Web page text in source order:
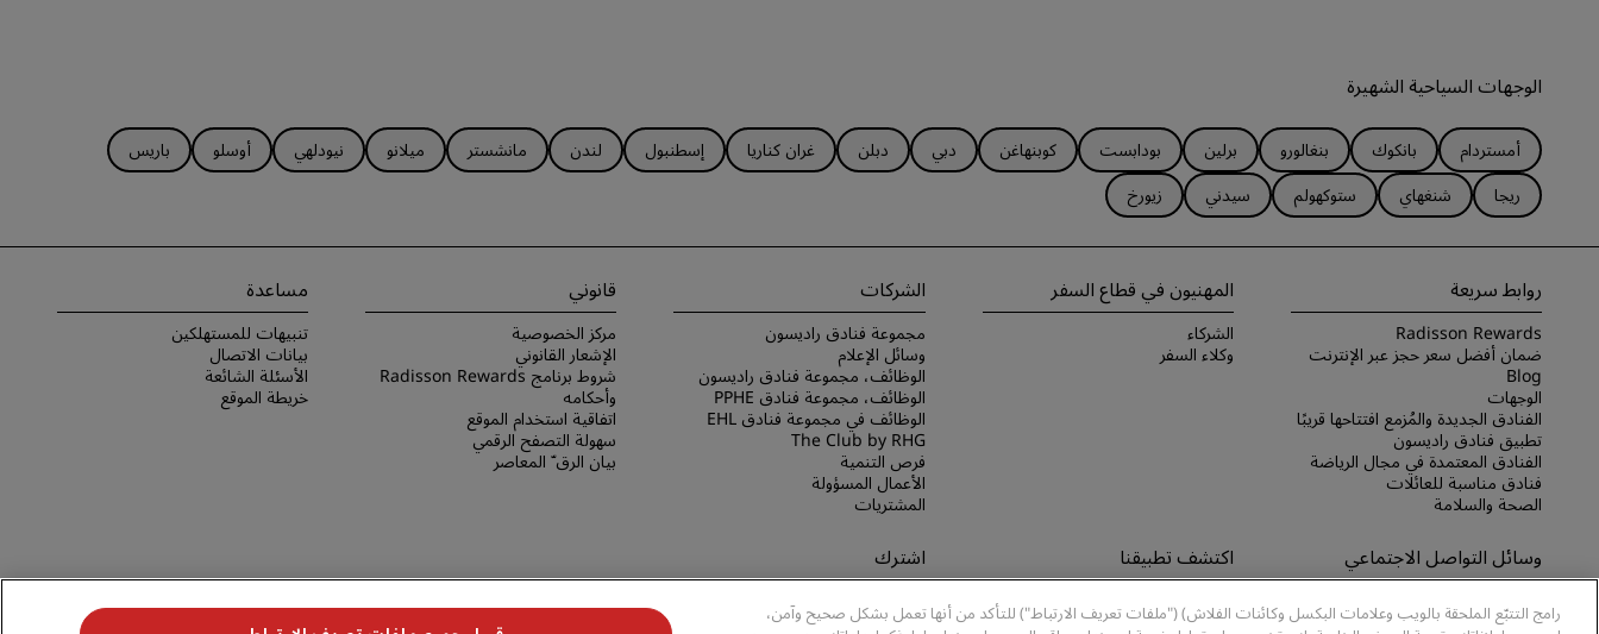
الوجهات السياحية الشهيرة
أمستردام بانكوك بنغالورو برلين بودابست كوبنهاغن دبي دبلن غران كناريا إسطنبول لندن مانشستر ميلانو نيودلهي أوسلو
باريس
ريجا
شنغهاي ستوكهولم سيدني زيورخ
روابط سريعة
Radisson Rewards
ضمان أفضل سعر حجز عبر الإنترنت
Blog
الوجهات
الفنادق الجديدة والمُزمع افتتاحها قريبًا
تطبيق فنادق راديسون
الفنادق المعتمدة في مجال الرياضة
فنادق مناسبة للعائلات
الصحة والسلامة
المهنيون في قطاع السفر
الشركاء
وكلاء السفر
الشركات
مجموعة فنادق راديسون
وسائل الإعلام
الوظائف، مجموعة فنادق راديسون
الوظائف، مجموعة فنادق PPHE
الوظائف في مجموعة فنادق EHL
The Club by RHG
فرص التنمية
الأعمال المسؤولة
المشتريات
قانوني
مركز الخصوصية
الإشعار القانوني
شروط برنامج Radisson Rewards
وأحكامه
اتفاقية استخدام الموقع
سهولة التصفح الرقمي
بيان الرق ّ المعاصر
مساعدة
تنبيهات للمستهلكين
بيانات الاتصال
الأسئلة الشائعة
خريطة الموقع
وسائل التواصل الاجتماعي اكتشف تطبيقنا اشترك
عروضنا
رامج التتبّع الملحقة بالويب وعلامات البكسل وكائنات الفلاش) ("ملفات تعريف الارتباط") للتأكد من أنها تعمل بشكل صحيح وآمن،